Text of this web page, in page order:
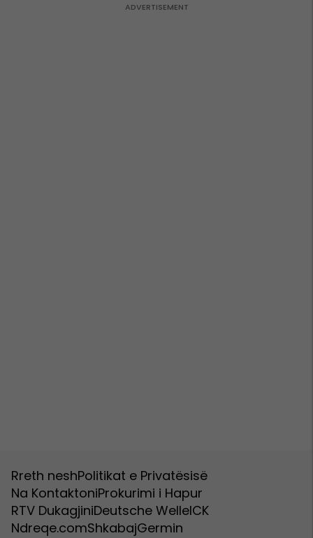
Rreth neshPolitikat e Privatësisë
Na KontaktoniProkurimi i Hapur
RTV DukagjiniDeutsche WelleICK
Ndreqe.comShkabajGermin